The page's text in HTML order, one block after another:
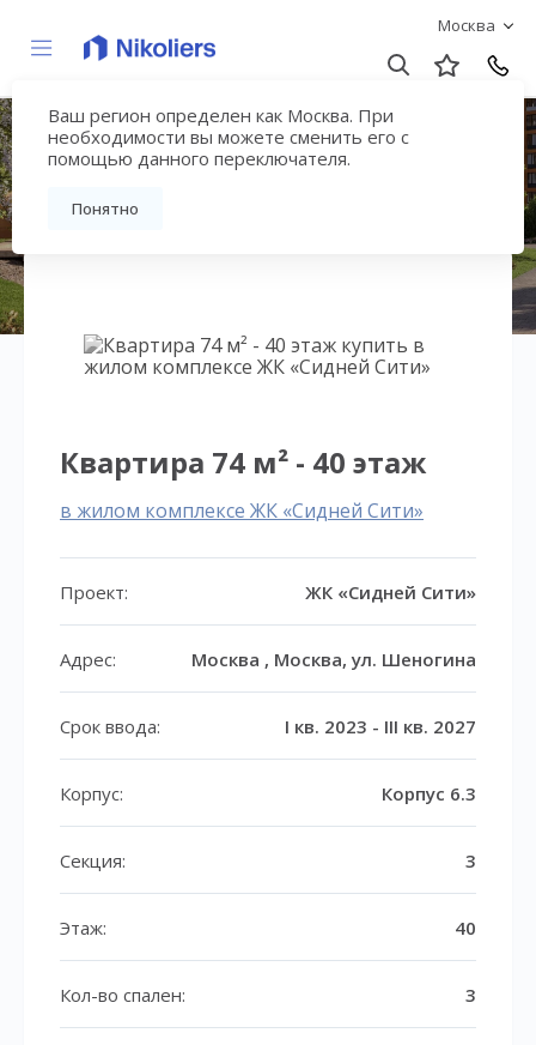
Москва
Ваш регион определен как Москва. При
необходимости вы можете сменить его с
помощью данного переключателя.
Понятно
ЖК «Сидней Сити»
Вернуться на страницу жилого комплекса
Квартира 74 м² - 40 этаж
в жилом комплексе ЖК «Сидней Сити»
Проект: ЖК «Сидней Сити»
Адрес: Москва , Москва, ул. Шеногина
Срок ввода: I кв. 2023 - III кв. 2027
Корпус: Корпус 6.3
Секция: 3
Этаж: 40
Кол-во спален: 3